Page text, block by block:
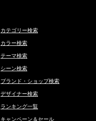
カテゴリー検索
カラー検索
テーマ検索
シーン検索
ブランド・ショップ検索
デザイナー検索
ランキング一覧
キャンペーン＆セール